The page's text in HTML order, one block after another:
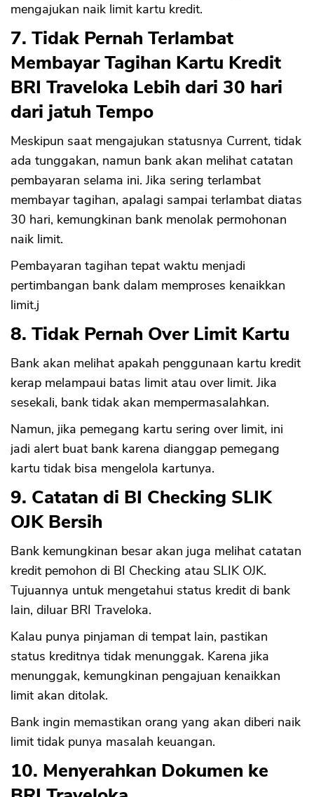
mengajukan naik limit kartu kredit.
7. Tidak Pernah Terlambat
Membayar Tagihan Kartu Kredit
BRI Traveloka Lebih dari 30 hari
dari jatuh Tempo
Meskipun saat mengajukan statusnya Current, tidak
ada tunggakan, namun bank akan melihat catatan
pembayaran selama ini. Jika sering terlambat
membayar tagihan, apalagi sampai terlambat diatas
30 hari, kemungkinan bank menolak permohonan
naik limit.
Pembayaran tagihan tepat waktu menjadi
pertimbangan bank dalam memproses kenaikkan
limit.j
8. Tidak Pernah Over Limit Kartu
Bank akan melihat apakah penggunaan kartu kredit
kerap melampaui batas limit atau over limit. Jika
sesekali, bank tidak akan mempermasalahkan.
Namun, jika pemegang kartu sering over limit, ini
jadi alert buat bank karena dianggap pemegang
kartu tidak bisa mengelola kartunya.
9. Catatan di BI Checking SLIK
OJK Bersih
Bank kemungkinan besar akan juga melihat catatan
kredit pemohon di BI Checking atau SLIK OJK.
Tujuannya untuk mengetahui status kredit di bank
lain, diluar BRI Traveloka.
Kalau punya pinjaman di tempat lain, pastikan
status kreditnya tidak menunggak. Karena jika
menunggak, kemungkinan pengajuan kenaikkan
limit akan ditolak.
Bank ingin memastikan orang yang akan diberi naik
limit tidak punya masalah keuangan.
10. Menyerahkan Dokumen ke
CANCEL